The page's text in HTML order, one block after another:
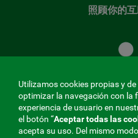
照顾你的
同
基
金
Utilizamos cookies propias y
optimizar la navegación con la
experiencia de usuario en
el botón “Aceptar todas las
acepta su uso. Del mismo